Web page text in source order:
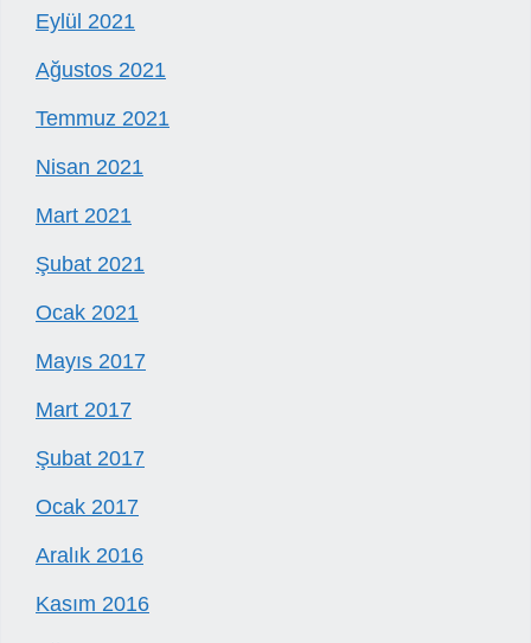
Eylül 2021
Ağustos 2021
Temmuz 2021
Nisan 2021
Mart 2021
Şubat 2021
Ocak 2021
Mayıs 2017
Mart 2017
Şubat 2017
Ocak 2017
Aralık 2016
Kasım 2016